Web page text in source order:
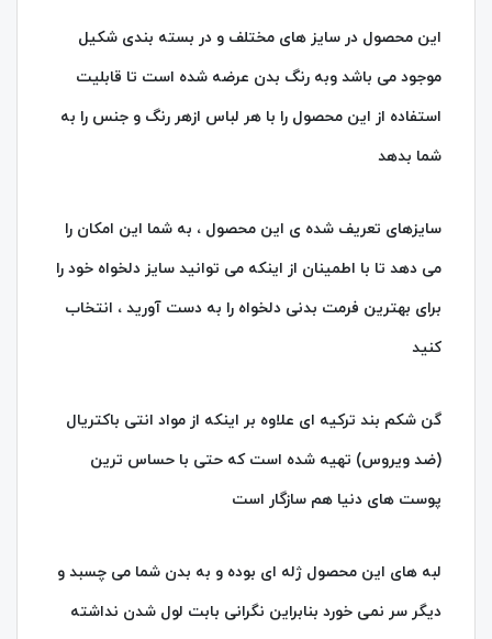
این محصول در سایز های مختلف و در بسته بندی شکیل
موجود می باشد وبه رنگ بدن عرضه شده است تا قابلیت
استفاده از این محصول را با هر لباس ازهر رنگ و جنس را به
شما بدهد
سایزهای تعریف شده ی این محصول ، به شما این امکان را
می دهد تا با اطمینان از اینکه می توانید سایز دلخواه خود را
برای بهترین فرمت بدنی دلخواه را به دست آورید ، انتخاب
کنید
گن شکم بند ترکیه ای علاوه بر اینکه از مواد انتی باکتریال
(ضد ویروس) تهیه شده است که حتی با حساس ترین
پوست های دنیا هم سازگار است
لبه های این محصول ژله ای بوده و به بدن شما می چسبد و
دیگر سر نمی خورد بنابراین نگرانی بابت لول شدن نداشته